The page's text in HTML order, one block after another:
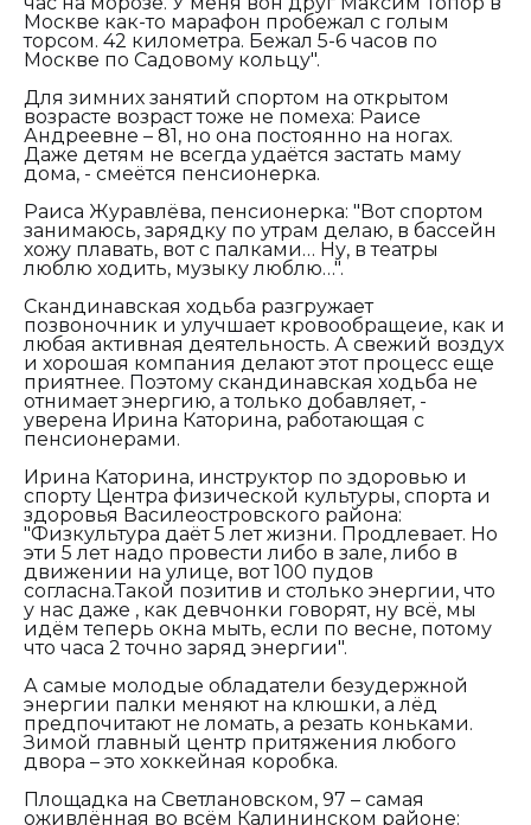
Москве как-то марафон пробежал с голым
торсом. 42 километра. Бежал 5-6 часов по
Москве по Садовому кольцу".
Для зимних занятий спортом на открытом
возрасте возраст тоже не помеха: Раисе
Андреевне – 81, но она постоянно на ногах.
Даже детям не всегда удаётся застать маму
дома, - смеётся пенсионерка.
Раиса Журавлёва, пенсионерка: "Вот спортом
занимаюсь, зарядку по утрам делаю, в бассейн
хожу плавать, вот с палками… Ну, в театры
люблю ходить, музыку люблю…".
Скандинавская ходьба разгружает
позвоночник и улучшает кровообращеие, как и
любая активная деятельность. А свежий воздух
и хорошая компания делают этот процесс еще
приятнее. Поэтому скандинавская ходьба не
отнимает энергию, а только добавляет, -
уверена Ирина Каторина, работающая с
пенсионерами.
Ирина Каторина, инструктор по здоровью и
спорту Центра физической культуры, спорта и
здоровья Василеостровского района:
"Физкультура даёт 5 лет жизни. Продлевает. Но
эти 5 лет надо провести либо в зале, либо в
движении на улице, вот 100 пудов
согласна.Такой позитив и столько энергии, что
у нас даже , как девчонки говорят, ну всё, мы
идём теперь окна мыть, если по весне, потому
что часа 2 точно заряд энергии".
А самые молодые обладатели безудержной
энергии палки меняют на клюшки, а лёд
предпочитают не ломать, а резать коньками.
Зимой главный центр притяжения любого
двора – это хоккейная коробка.
Площадка на Светлановском, 97 – самая
оживлённая во всём Калининском районе: